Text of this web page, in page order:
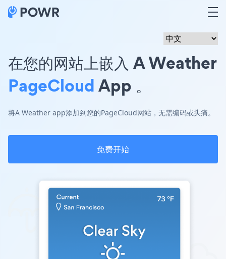
在您的网站上嵌入 A Weather
PageCloudApp 。
将A Weather app添加到您的PageCloud网站，无需编码或头痛。
免费开始